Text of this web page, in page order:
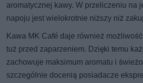
aromatycznej kawy. W przeliczeniu na
napoju jest wielokrotnie niższy niż
Kawa MK Café daje również
tuż przed zaparzeniem. Dzięki temu
zachowuje maksimum aromatu i
szczególnie docenią posiadacze